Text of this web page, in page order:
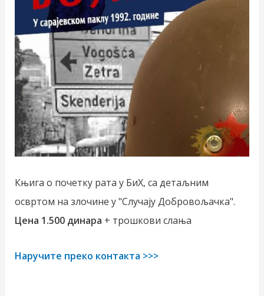
Књига о почетку рата у БиХ, са детаљним
освртом на злочине у "Случају Добровољачка".
Цена 1.500 динара + трошкови слања
Наручите преко контакта >>>